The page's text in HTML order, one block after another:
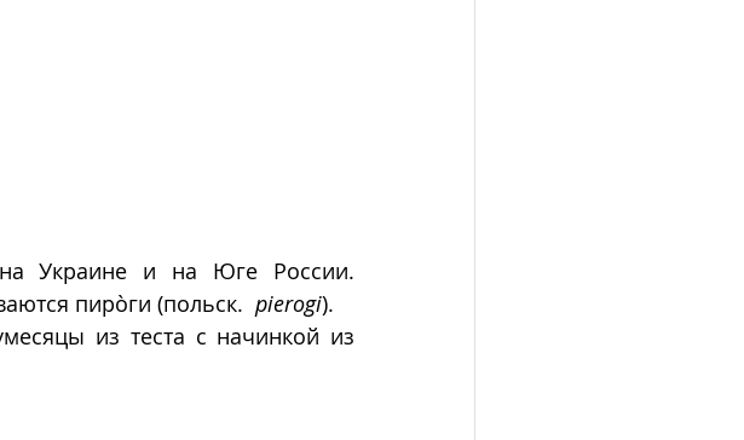
Украине и на Юге России.
пирòги (польск. pierogi).
из теста с начинкой из